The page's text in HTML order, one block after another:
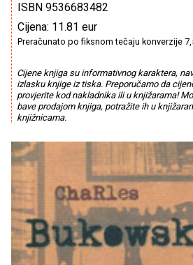
ISBN 9536683482
Cijena: 11.81 eur
Preračunato po fiksnom tečaju konverzije
Cijene knjiga su informativnog karaktera,
izlasku knjige iz tiska. Preporučamo da
provjerite kod nakladnika ili u knjižarama!
bave prodajom knjiga, potražite ih u
knjižnicama.